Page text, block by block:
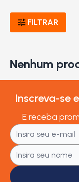
FILTRAR
Nenhum
Inscreva-se
E receba